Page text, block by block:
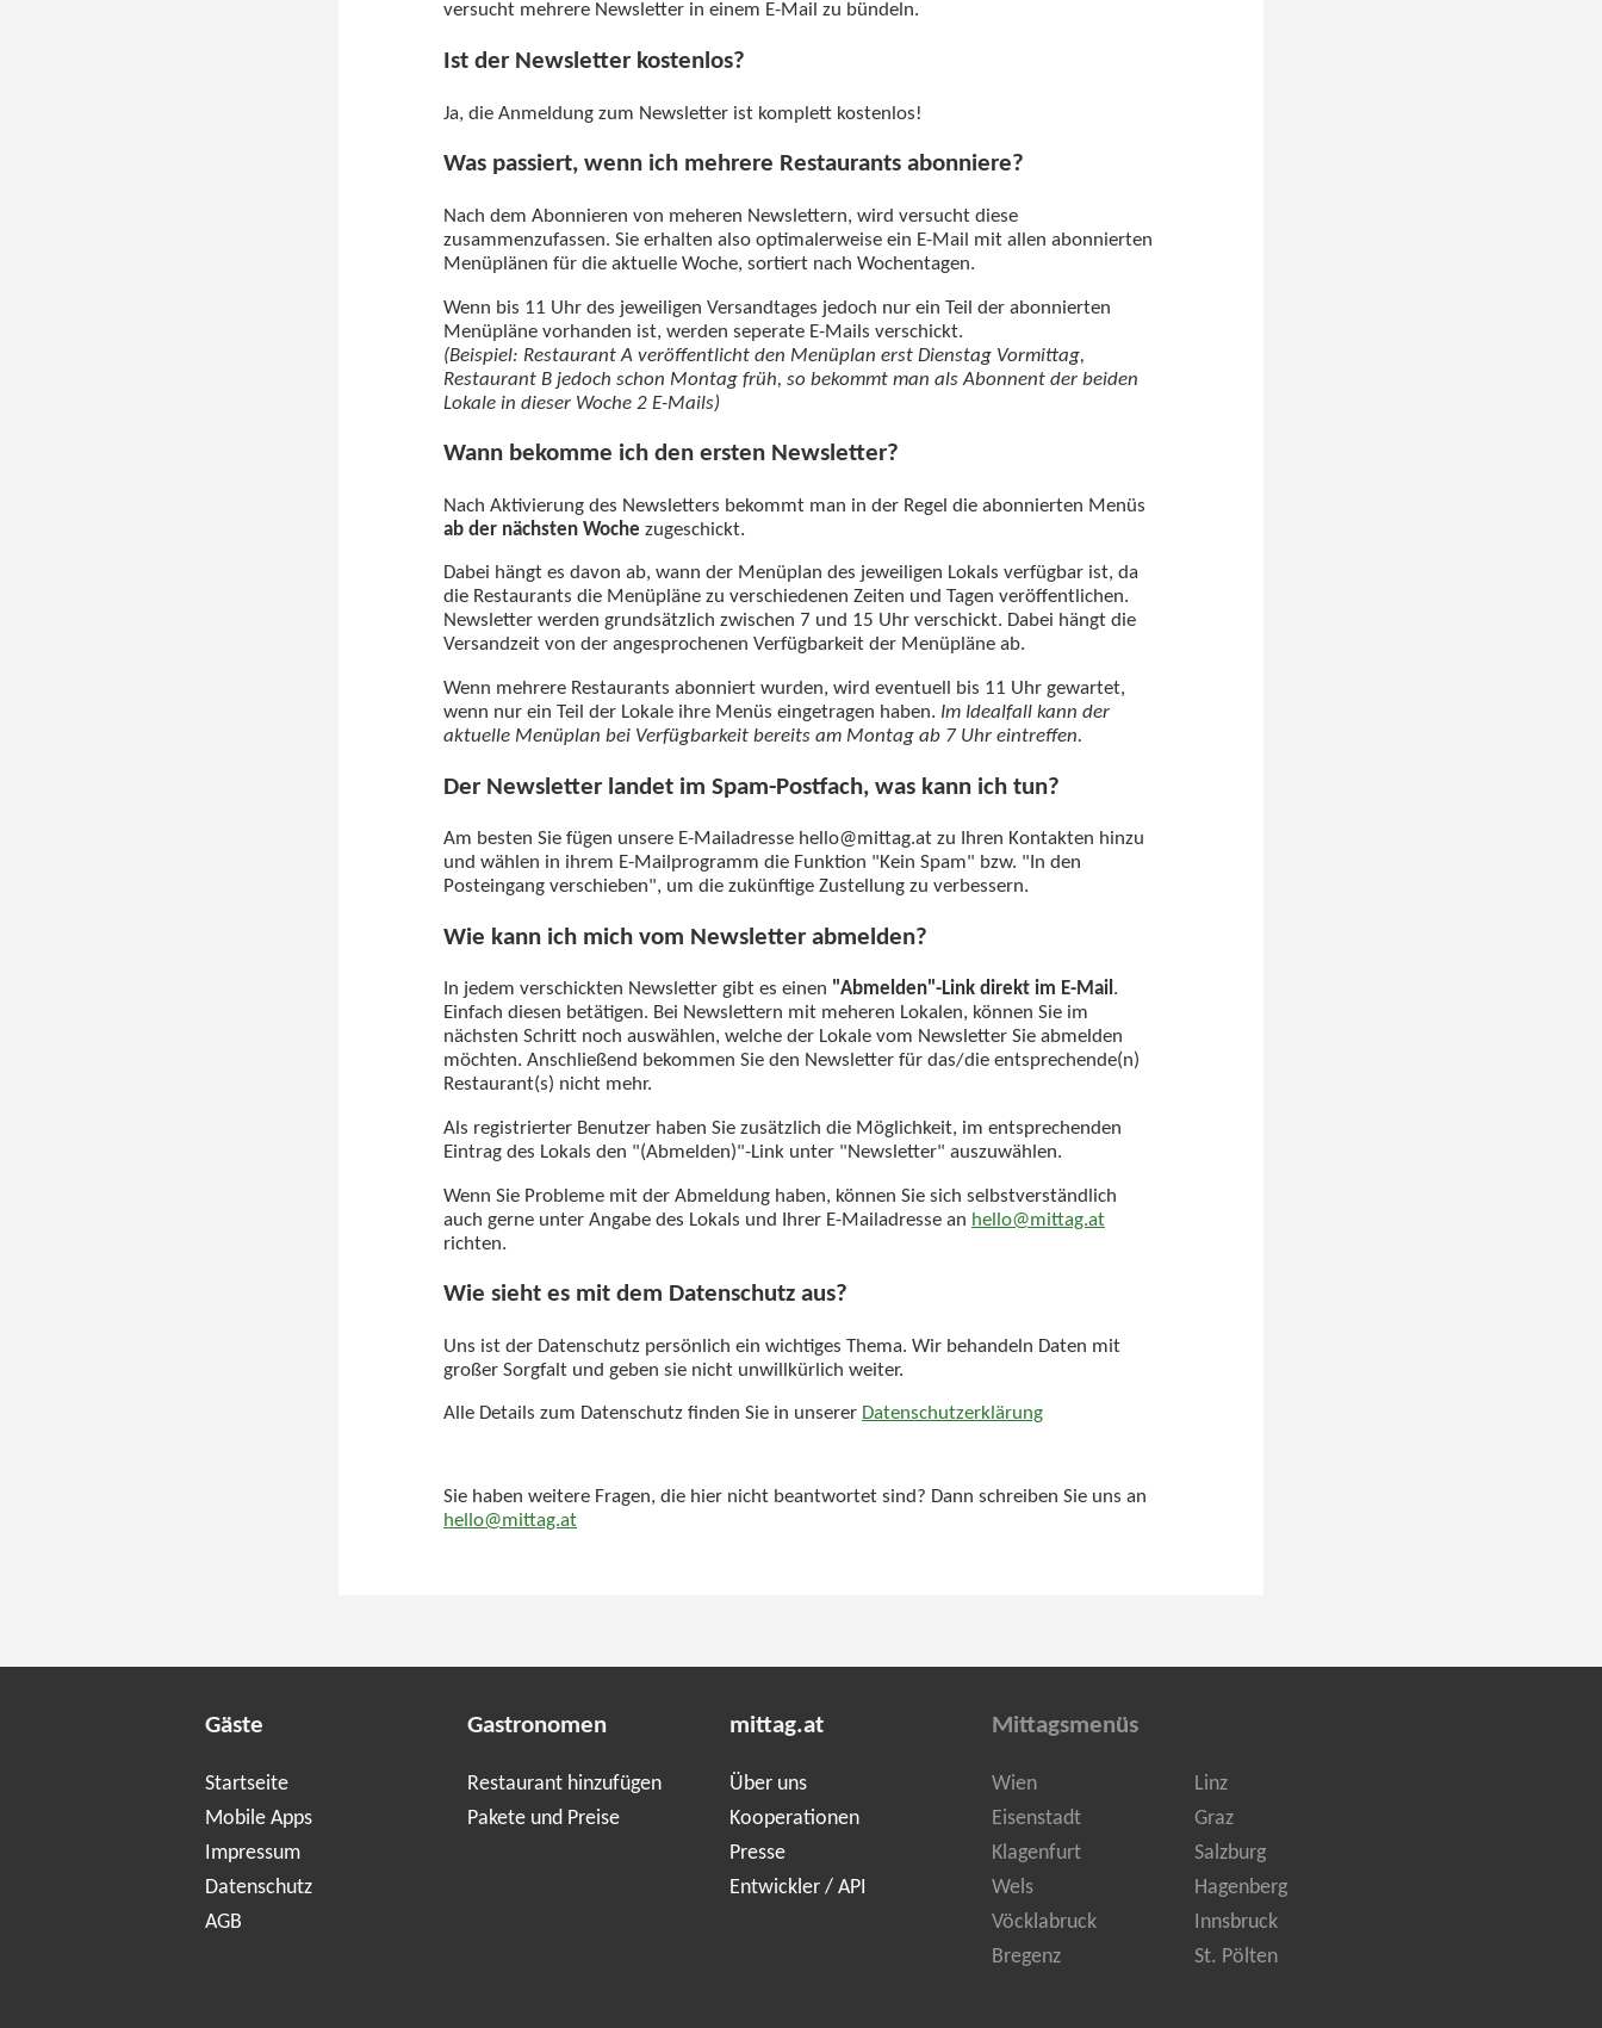
versucht mehrere Newsletter in einem E-Mail zu bündeln.
Ist der Newsletter kostenlos?
Ja, die Anmeldung zum Newsletter ist komplett kostenlos!
Was passiert, wenn ich mehrere Restaurants abonniere?
Nach dem Abonnieren von meheren Newslettern, wird versucht diese
zusammenzufassen. Sie erhalten also optimalerweise ein E-Mail mit allen abonnierten
Menüplänen für die aktuelle Woche, sortiert nach Wochentagen.
Wenn bis 11 Uhr des jeweiligen Versandtages jedoch nur ein Teil der abonnierten
Menüpläne vorhanden ist, werden seperate E-Mails verschickt.
(Beispiel: Restaurant A veröffentlicht den Menüplan erst Dienstag Vormittag,
Restaurant B jedoch schon Montag früh, so bekommt man als Abonnent der beiden
Lokale in dieser Woche 2 E-Mails)
Wann bekomme ich den ersten Newsletter?
Nach Aktivierung des Newsletters bekommt man in der Regel die abonnierten Menüs
ab der nächsten Woche zugeschickt.
Dabei hängt es davon ab, wann der Menüplan des jeweiligen Lokals verfügbar ist, da
die Restaurants die Menüpläne zu verschiedenen Zeiten und Tagen veröffentlichen.
Newsletter werden grundsätzlich zwischen 7 und 15 Uhr verschickt. Dabei hängt die
Versandzeit von der angesprochenen Verfügbarkeit der Menüpläne ab.
Wenn mehrere Restaurants abonniert wurden, wird eventuell bis 11 Uhr gewartet,
wenn nur ein Teil der Lokale ihre Menüs eingetragen haben. Im Idealfall kann der
aktuelle Menüplan bei Verfügbarkeit bereits am Montag ab 7 Uhr eintreffen.
Der Newsletter landet im Spam-Postfach, was kann ich tun?
Am besten Sie fügen unsere E-Mailadresse hello@mittag.at zu Ihren Kontakten hinzu
und wählen in ihrem E-Mailprogramm die Funktion "Kein Spam" bzw. "In den
Posteingang verschieben", um die zukünftige Zustellung zu verbessern.
Wie kann ich mich vom Newsletter abmelden?
In jedem verschickten Newsletter gibt es einen "Abmelden"-Link direkt im E-Mail.
Einfach diesen betätigen. Bei Newslettern mit meheren Lokalen, können Sie im
nächsten Schritt noch auswählen, welche der Lokale vom Newsletter Sie abmelden
möchten. Anschließend bekommen Sie den Newsletter für das/die entsprechende(n)
Restaurant(s) nicht mehr.
Als registrierter Benutzer haben Sie zusätzlich die Möglichkeit, im entsprechenden
Eintrag des Lokals den "(Abmelden)"-Link unter "Newsletter" auszuwählen.
Wenn Sie Probleme mit der Abmeldung haben, können Sie sich selbstverständlich
auch gerne unter Angabe des Lokals und Ihrer E-Mailadresse an hello@mittag.at
richten.
Wie sieht es mit dem Datenschutz aus?
Uns ist der Datenschutz persönlich ein wichtiges Thema. Wir behandeln Daten mit
großer Sorgfalt und geben sie nicht unwillkürlich weiter.
Alle Details zum Datenschutz finden Sie in unserer Datenschutzerklärung
Sie haben weitere Fragen, die hier nicht beantwortet sind? Dann schreiben Sie uns an
hello@mittag.at
Gäste
Startseite
Mobile Apps
Impressum
Datenschutz
AGB
Gastronomen
Restaurant hinzufügen
Pakete und Preise
mittag.at
Über uns
Kooperationen
Presse
Entwickler / API
Mittagsmenüs
Wien
Linz
Eisenstadt
Graz
Klagenfurt
Salzburg
Wels
Hagenberg
Vöcklabruck
Innsbruck
Bregenz
St. Pölten